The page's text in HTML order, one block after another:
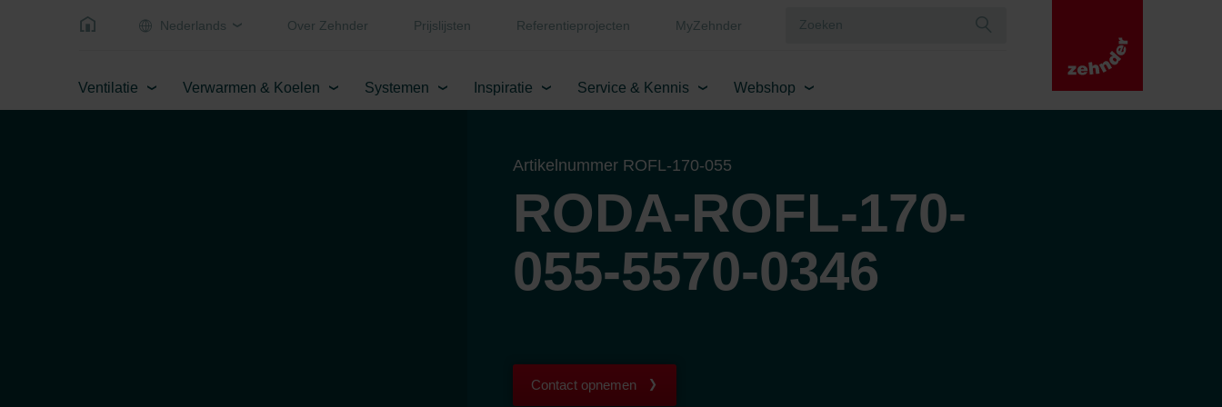
Nederlands Over Zehnder Prijslijsten Referentieprojecten MyZehnder
Ventilatie Verwarmen & Koelen Systemen Inspiratie Service & Kennis Webshop
Artikelnummer ROFL-170-055
RODA-ROFL-170-
055-5570-0346
Contact opnemen